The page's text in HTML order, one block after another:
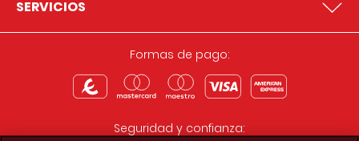
SERVICIOS
Formas de pago:
Seguridad y confianza: